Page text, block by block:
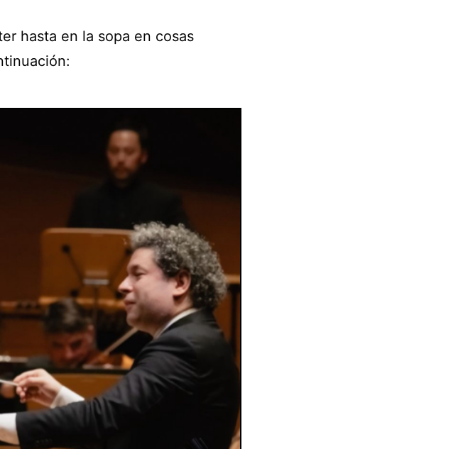
hasta en la sopa en cosas